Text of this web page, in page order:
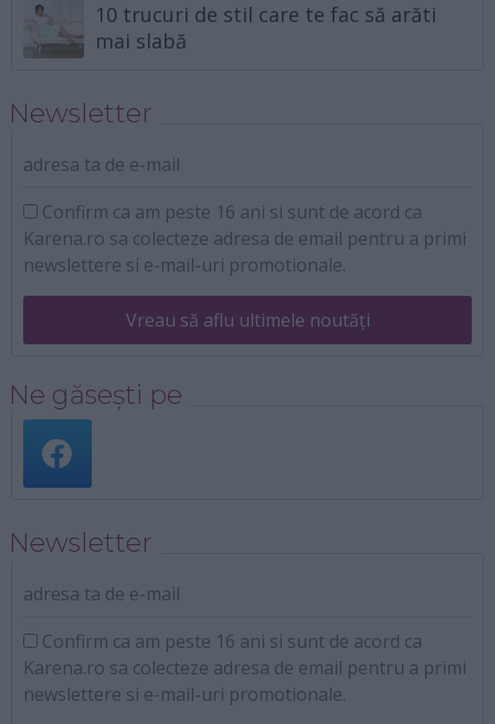
10 trucuri de stil care te fac să arăti
mai slabă
Newsletter
adresa ta de e-mail
Confirm ca am peste 16 ani si sunt de acord ca
Karena.ro sa colecteze adresa de email pentru a primi
newslettere si e-mail-uri promotionale.
Vreau să aflu ultimele noutăți
Ne găsești pe
Newsletter
adresa ta de e-mail
Confirm ca am peste 16 ani si sunt de acord ca
Karena.ro sa colecteze adresa de email pentru a primi
newslettere si e-mail-uri promotionale.